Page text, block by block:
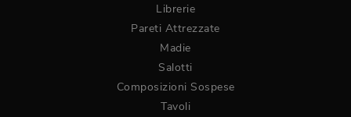
Librerie
Pareti Attrezzate
Madie
Salotti
Composizioni Sospese
Tavoli